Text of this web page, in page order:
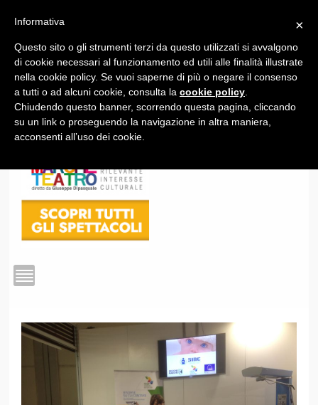
1
×
Informativa
Questo sito o gli strumenti terzi da questo utilizzati si avvalgono
di cookie necessari al funzionamento ed utili alle finalità illustrate
nella cookie policy. Se vuoi saperne di più o negare il consenso
a tutti o ad alcuni cookie, consulta la cookie policy
Chiudendo questo banner, scorrendo questa pagina, cliccando
su un link o proseguendo la navigazione in altra maniera,
acconsenti all’uso dei cookie.